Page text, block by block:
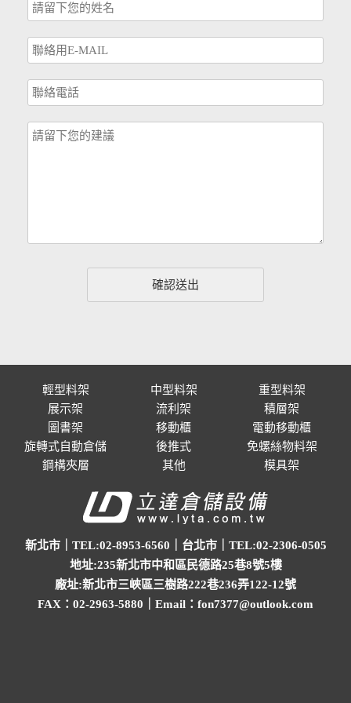
輕型料架 中型料架
重型料架
展示架
流利架
積層架
圖書架
移動櫃
電動移動櫃
旋轉式自動倉儲
後推式
免螺絲物料架
鋼構夾層
其他 模具架
新北市｜TEL:02-8953-6560｜台北市｜TEL:02-2306-0505
地址:235新北市中和區民德路25巷8號5樓
廠址:新北市三峽區三樹路222巷236弄122-12號
FAX：02-2963-5880｜Email： fon7377@outlook.com